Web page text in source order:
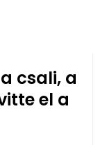
csali, a
el a